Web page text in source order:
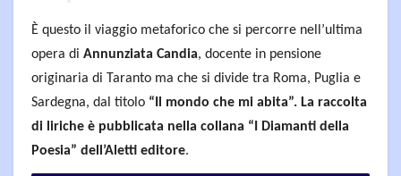
È questo il viaggio metaforico che si percorre nell’ultima
opera di Annunziata Candia, docente in pensione
originaria di Taranto ma che si divide tra Roma, Puglia e
Sardegna, dal titolo “Il mondo che mi abita”. La raccolta
di liriche è pubblicata nella collana “I Diamanti della
Poesia” dell’Aletti editore.